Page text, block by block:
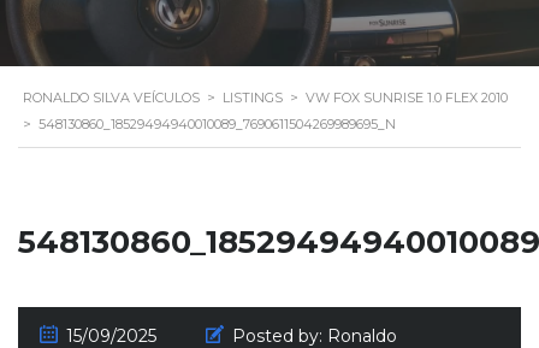
RONALDO SILVA VEÍCULOS > LISTINGS > VW FOX SUNRISE 1.0 FLEX 2010
> 548130860_18529494940010089_7690611504269989695_N
15/09/2025 Posted by: Ronaldo